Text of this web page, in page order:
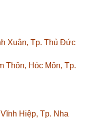
Xuân, Tp. Thủ Đức
Thôn, Hóc Môn, Tp.
Hiệp, Tp. Nha